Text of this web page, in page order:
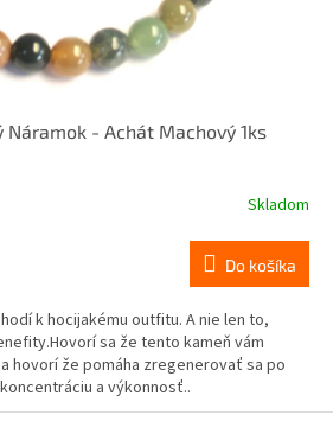
Náramok - Achát Machový 1ks
Skladom
Do košíka
k hocijakému outfitu. A nie len to,
sa že tento kameň vám
hovorí že pomáha zregenerovať sa po
a výkonnosť..